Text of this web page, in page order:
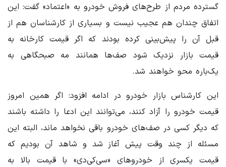
گسترده مردم از طرح‌های فروش خودرو به «اعتماد» گفت: این
اتفاق چندان هم عجیب نیست و بسیاری از کارشناسان هم از
قبل آن را پیش‌بینی کرده بودند که اگر قیمت کارخانه به
قیمت بازار نزدیک شود صف‌ها همانند مه صبحگاهی به
یک‌باره محو خواهند شد.
این کارشناس بازار خودرو در ادامه افزود: اگر همین امروز
قیمت خودرو را آزاد کنند، می‌توانند این ادعا را داشته باشند
که دیگر کسی در صف‌های خودرو باقی نخواهد ماند، البته این
مسئله از چند وقت پیش آغاز شد و شاهد آن بودیم که
قیمت یکسری از خودروهای «سی‌کی‌دی» با قیمت بالا به